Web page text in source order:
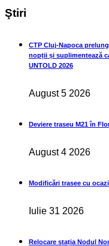
Ştiri
CTP Cluj-Napoca
nopții și suplimentează
UNTOLD 2026
August 5 2026
Deviere traseu M21 în
August 4 2026
Modificări trasee cu
Iulie 31 2026
Relocare stația Nodul